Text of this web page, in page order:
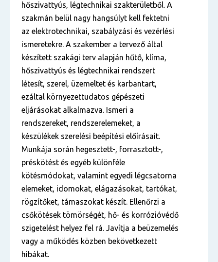
hőszivattyús, légtechnikai szakterületből. A
szakmán belül nagy hangsúlyt kell fektetni
az elektrotechnikai, szabályzási és vezérlési
ismeretekre. A szakember a tervező által
készített szakági terv alapján hűtő, klíma,
hőszivattyús és légtechnikai rendszert
létesít, szerel, üzemeltet és karbantart,
ezáltal környezettudatos gépészeti
eljárásokat alkalmazva. Ismeri a
rendszereket, rendszerelemeket, a
készülékek szerelési beépítési előírásait.
Munkája során hegesztett-, forrasztott-,
préskötést és egyéb különféle
kötésmódokat, valamint egyedi légcsatorna
elemeket, idomokat, elágazásokat, tartókat,
rögzítőket, támaszokat készít. Ellenőrzi a
csőkötések tömörségét, hő- és korrózióvédő
szigetelést helyez fel rá. Javítja a beüzemelés
vagy a működés közben bekövetkezett
hibákat.